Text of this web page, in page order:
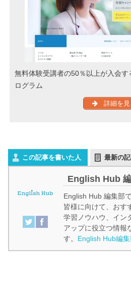
無料体験受講者の50％以上が入会
ログラム
詳細を見
この記事を書いた人 最新の
English Hub
English Hub 編集部
皆様に向けて、おす
学習ノウハウ、イン
アップに役立つ情報
す。 English Hub編